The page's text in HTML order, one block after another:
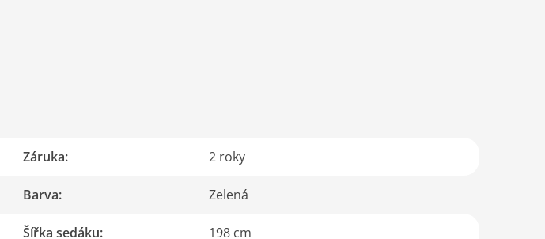
Záruka: 2 roky
Barva: Zelená
Šířka sedáku: 198 cm